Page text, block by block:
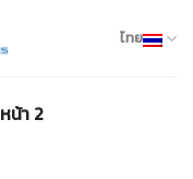
ไทย
หน้า 2